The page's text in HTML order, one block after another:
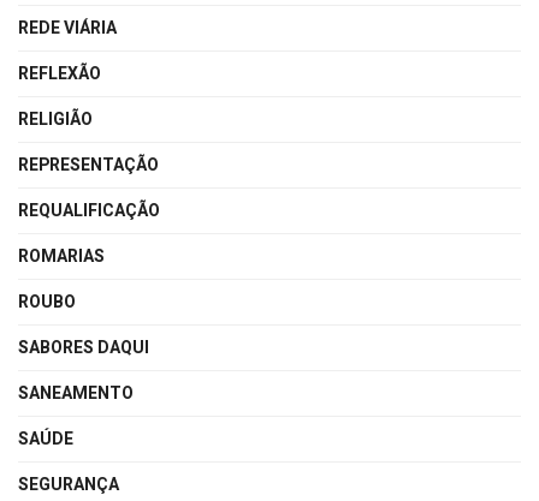
REDE VIÁRIA
REFLEXÃO
RELIGIÃO
REPRESENTAÇÃO
REQUALIFICAÇÃO
ROMARIAS
ROUBO
SABORES DAQUI
SANEAMENTO
SAÚDE
SEGURANÇA